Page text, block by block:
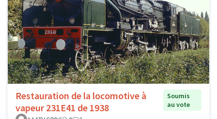
Restauration de la locomotive à
vapeur 231E41 de 1938
Soumis
au vote